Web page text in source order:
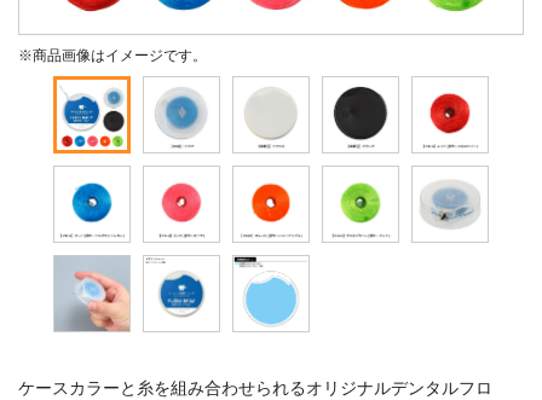
※商品画像はイメージです。
ケースカラーと糸を組み合わせられるオリジナルデンタルフロ